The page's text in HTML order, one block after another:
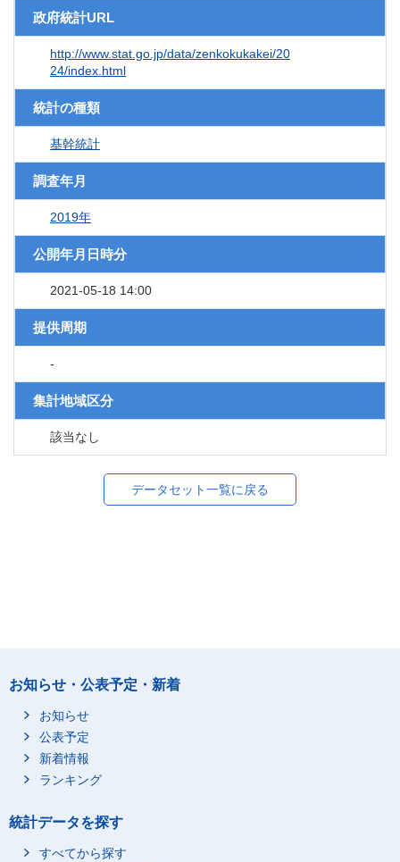
政府統計URL
http://www.stat.go.jp/data/zenkokukakei/20
24/index.html
統計の種類
基幹統計
調査年月
2019年
公開年月日時分
2021-05-18 14:00
提供周期
-
集計地域区分
該当なし
データセット一覧に戻る
お知らせ・公表予定・新着
お知らせ
公表予定
新着情報
ランキング
統計データを探す
すべてから探す